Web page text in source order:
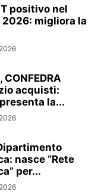
positivo nel
migliora la
acquisti:
la...
nasce “Rete
per...